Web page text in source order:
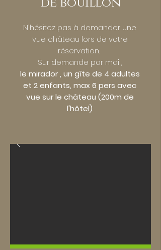
N'hésitez pas à demander une
vue château lors de votre
réservation.
Sur demande par mail,
le mirador , un gîte de 4 adultes
et 2 enfants, max 6 pers avec
vue sur le château (200m de
l'hôtel)